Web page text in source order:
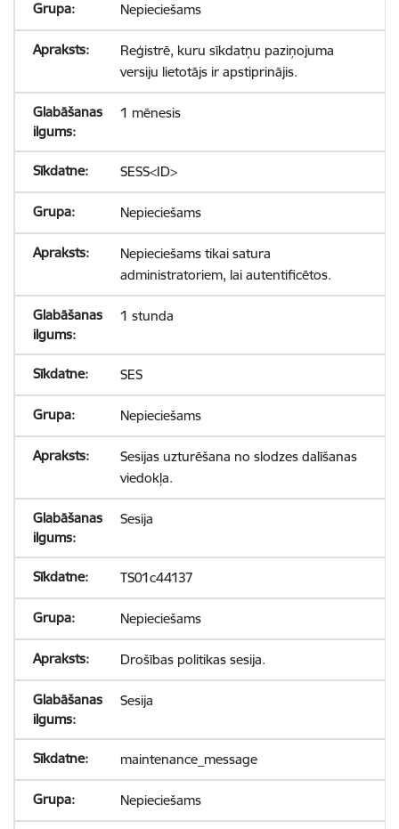
Nepieciešams
Reģistrē, kuru sīkdatņu paziņojuma
versiju lietotājs ir apstiprinājis.
1 mēnesis
SESS<ID>
Nepieciešams
Nepieciešams tikai satura
administratoriem, lai autentificētos.
1 stunda
SES
Nepieciešams
Sesijas uzturēšana no slodzes dalīšanas
viedokļa.
Sesija
TS01c44137
Nepieciešams
Drošības politikas sesija.
Sesija
maintenance_message
Nepieciešams